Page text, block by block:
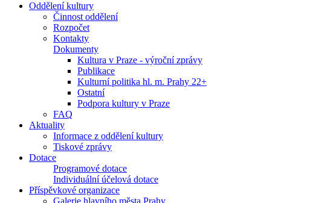
Oddělení kultury
Činnost oddělení
Rozpočet
Kontakty
Dokumenty
Kultura v Praze - výroční zprávy
Publikace
Kulturní politika hl. m. Prahy 22+
Ostatní
Podpora kultury v Praze
FAQ
Aktuality
Informace z oddělení kultury
Tiskové zprávy
Dotace
Programové dotace
Individuální účelová dotace
Příspěvkové organizace
Galerie hlavního města Prahy